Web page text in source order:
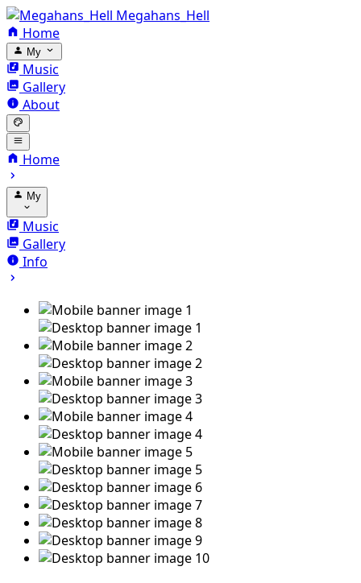
Megahans_Hell
Home
My
Music
Gallery
About
Home
My
Music
Gallery
Info